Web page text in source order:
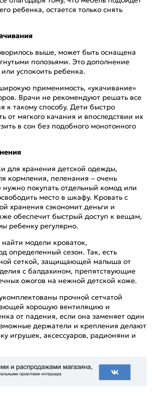
ребенка, остается только снять
выше, может быть оснащена
полозьями. Это дополнение
успокоить ребенка.
применимость, «укачивание»
Врачи не рекомендуют решать все
к такому способу. Дети быстро
от мягкого качания и впоследствии их
в сон без подобного монотонного
для хранения детской одежды,
кормления, пеленания – очень
нужно покупать отдельный комод или
место в шкафу. Кровать с
хранения сэкономит деньги и
обеспечит быстрый доступ к вещам,
ребенку регулярно.
модели кроваток,
определенный сезон. Так, есть
сеткой, защищающей малыша от
с балдахином, препятствующие
ожогов на нежной детской коже.
прочной сетчатой
хорошую вентиляцию и
от падения, если она заменяет один
держатели и крепления делают
игрушек, аксессуаров, радионяни и